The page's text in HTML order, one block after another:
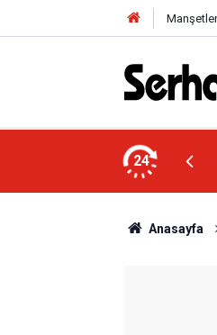
Manşetler
24
Kur'an Evlilikte Nasıl Bir
Anasayfa